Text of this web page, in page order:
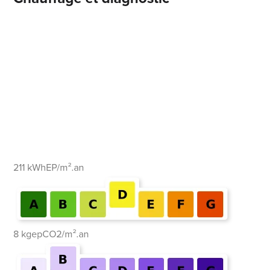
211 kWhEP/m².an
8 kgepCO2/m².an